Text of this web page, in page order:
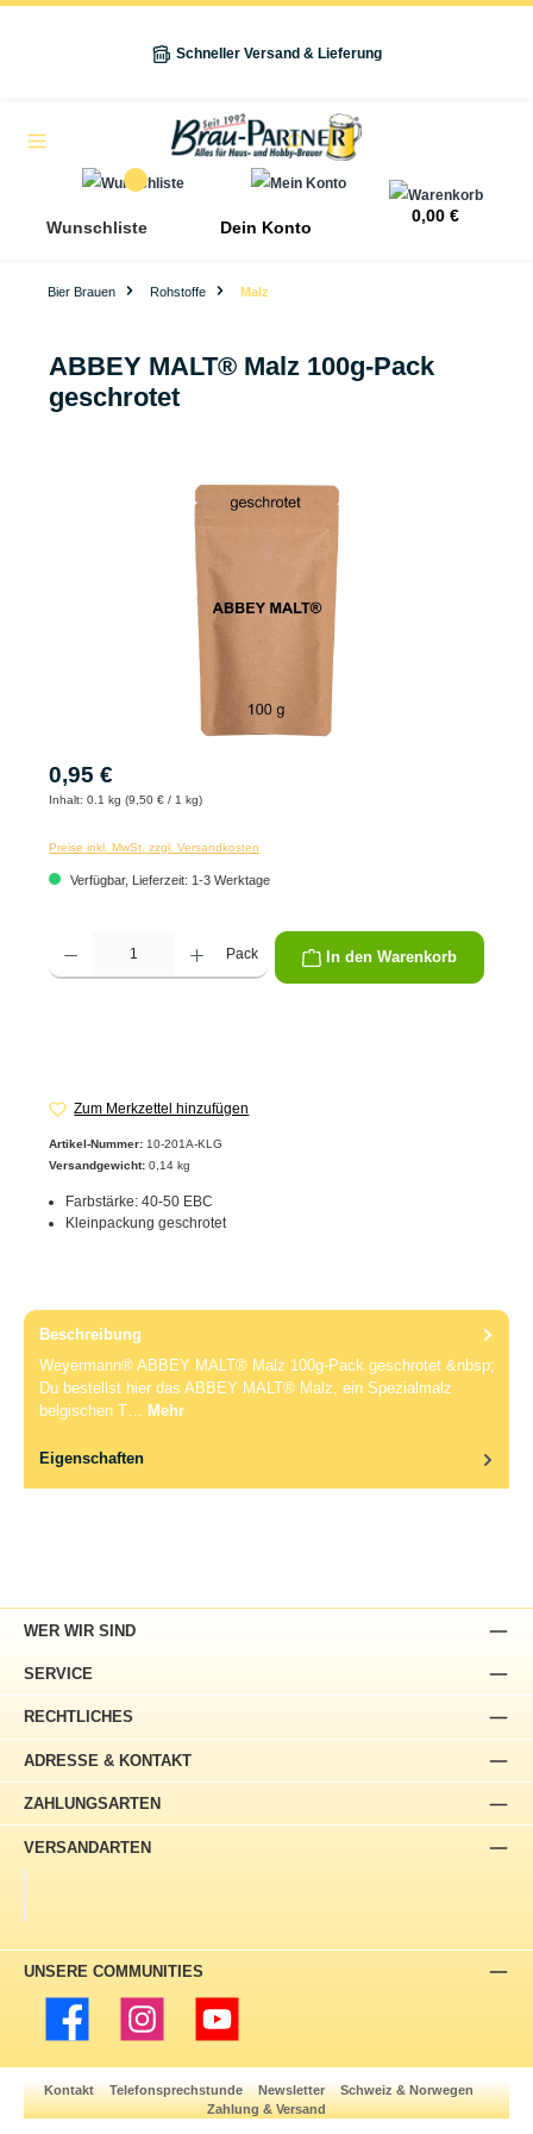
Schneller Versand & Lieferung
Wunschliste Dein Konto
0,00 €
Bier Brauen Rohstoffe Malz
ABBEY MALT® Malz 100g-Pack
geschrotet
Bildergalerie überspringen
0,95 €
Inhalt: 0.1 kg (9,50 € / 1 kg)
Preise inkl. MwSt. zzgl. Versandkosten
Verfügbar, Lieferzeit: 1-3 Werktage
Produkt Anzahl: Gib den gewünschten Wert ein oder benutze die Schaltflächen um
Pack In den Warenkorb
Zum Merkzettel hinzufügen
Artikel-Nummer: 10-201A-KLG
Versandgewicht: 0,14 kg
Farbstärke: 40-50 EBC
Kleinpackung geschrotet
Beschreibung
Weyermann® ABBEY MALT® Malz 100g-Pack geschrotet &nbsp;
Du bestellst hier das ABBEY MALT® Malz, ein Spezialmalz
belgischen T… Mehr
Eigenschaften
ADRESSE & KONTAKT
WER WIR SIND
SERVICE
RECHTLICHES
ZAHLUNGSARTEN
VERSANDARTEN
UNSERE COMMUNITIES
Facebook Instagram YouTube
Kontakt Telefonsprechstunde Newsletter
Schweiz & Norwegen
Zahlung & Versand